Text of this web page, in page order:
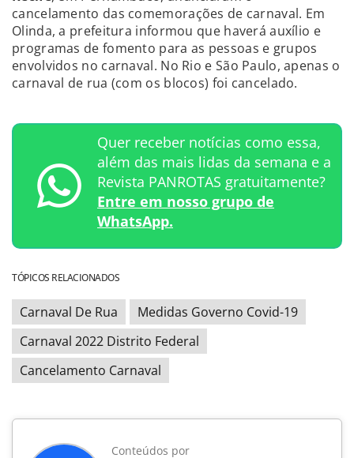
cancelamento das comemorações de carnaval. Em
Olinda, a prefeitura informou que haverá auxílio e
programas de fomento para as pessoas e grupos
envolvidos no carnaval. No Rio e São Paulo, apenas o
carnaval de rua (com os blocos) foi cancelado.
Quer receber notícias como essa,
além das mais lidas da semana e a
Revista PANROTAS gratuitamente?
Entre em nosso grupo de
WhatsApp.
TÓPICOS RELACIONADOS
Carnaval De Rua
Medidas Governo Covid-19
Carnaval 2022 Distrito Federal
Cancelamento Carnaval
Conteúdos por